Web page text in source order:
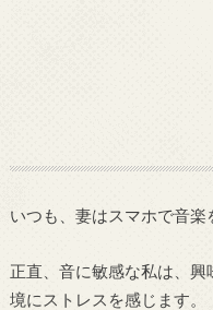
いつも、妻はスマホで音楽
正直、音に敏感な私は、
境にストレスを感じます。